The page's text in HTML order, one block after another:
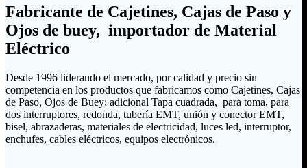
Fabricante de Cajetines, Cajas de Paso y
Ojos de buey, importador de Material
Eléctrico
Desde 1996 liderando el mercado, por calidad y precio sin
competencia en los productos que fabricamos como Cajetines, Cajas
de Paso, Ojos de Buey; adicional Tapa cuadrada, para toma, para
dos interruptores, redonda, tubería EMT, unión y conector EMT,
bisel, abrazaderas, materiales de electricidad, luces led, interruptor,
enchufes, cables eléctricos, equipos electrónicos.